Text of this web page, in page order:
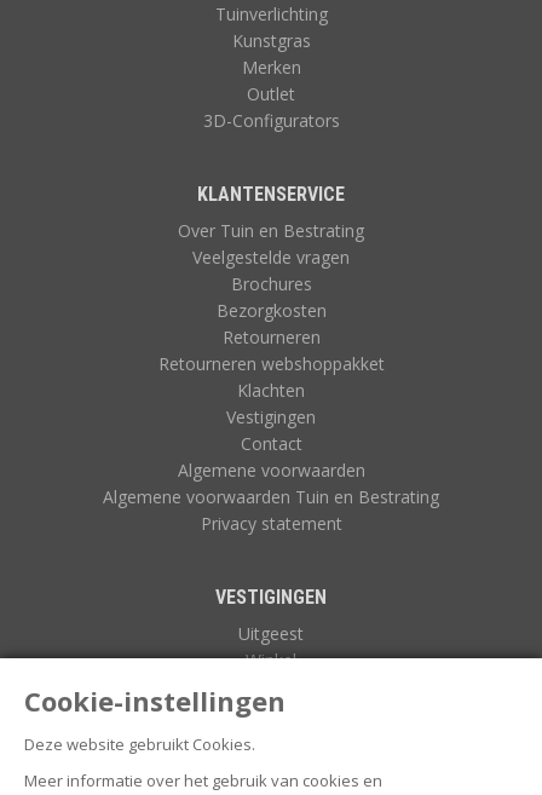
Cookie-instellingen
Deze website gebruikt Cookies.
Meer informatie over het gebruik van cookies en
Tuinverlichting
Kunstgras
Merken
Outlet
3D-Configurators
KLANTENSERVICE
Over Tuin en Bestrating
Veelgestelde vragen
Brochures
Bezorgkosten
Retourneren
Retourneren webshoppakket
Klachten
Vestigingen
Contact
Algemene voorwaarden
Algemene voorwaarden Tuin en Bestrating
Privacy statement
VESTIGINGEN
Uitgeest
Winkel